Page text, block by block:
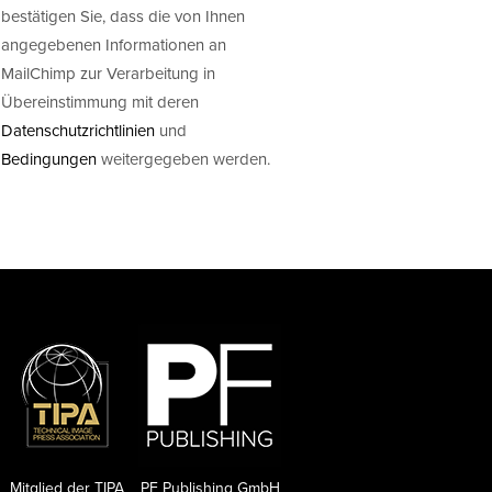
bestätigen Sie, dass die von Ihnen
angegebenen Informationen an
MailChimp zur Verarbeitung in
Übereinstimmung mit deren
Datenschutzrichtlinien und
Bedingungenweitergegeben werden.
PF Publishing GmbH
Mitglied der TIPA